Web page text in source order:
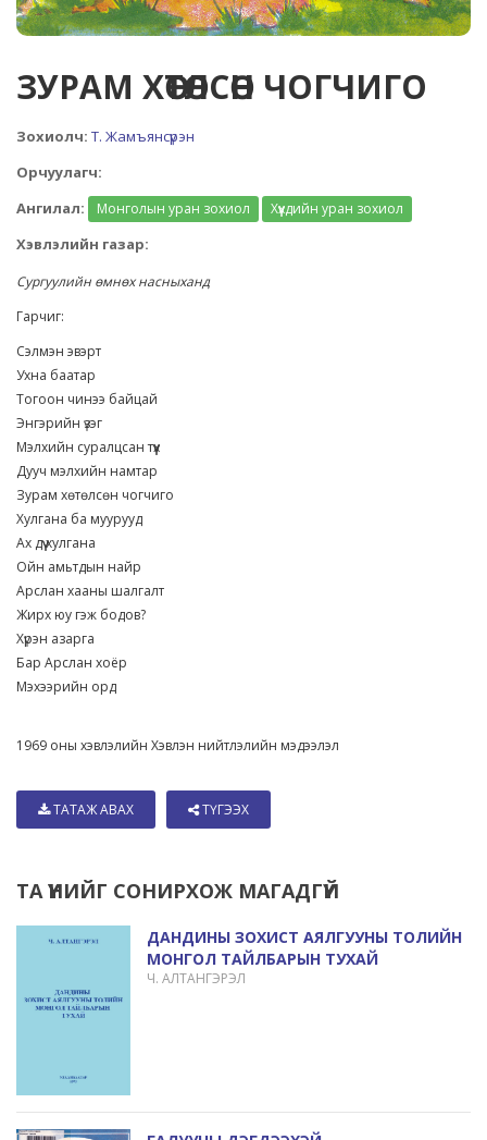
ЗУРАМ ХӨТӨЛСӨН ЧОГЧИГО
Зохиолч: Т. Жамъянсүрэн
Орчуулагч:
Ангилал:
Монголын уран зохиол Хүүхдийн уран зохиол
Хэвлэлийн газар:
Сургуулийн өмнөх насныханд
Гарчиг:
Сэлмэн эвэрт
Ухна баатар
Тогоон чинээ байцай
Энгэрийн үзэг
Мэлхийн суралцсан түүх
Дууч мэлхийн намтар
Зурам хөтөлсөн чогчиго
Хулгана ба муурууд
Ах дүү хулгана
Ойн амьтдын найр
Арслан хааны шалгалт
Жирх юу гэж бодов?
Хүрэн азарга
Бар Арслан хоёр
Мэхээрийн орд
1969 оны хэвлэлийн Хэвлэн нийтлэлийн мэдээлэл
ТАТАЖ АВАХ ТҮГЭЭХ
ТА ҮҮНИЙГ СОНИРХОЖ МАГАДГҮЙ
ДАНДИНЫ ЗОХИСТ АЯЛГУУНЫ ТОЛИЙН
МОНГОЛ ТАЙЛБАРЫН ТУХАЙ
Ч. АЛТАНГЭРЭЛ